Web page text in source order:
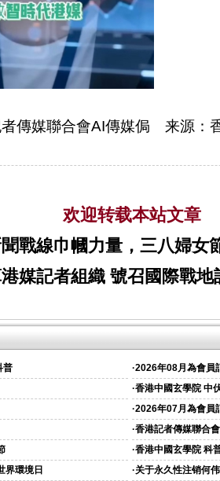
傳媒聯合會AI傳媒侷 来源：
欢迎转载本站文章
戰線巾幗力量，三八婦女
媒記者組織 號召國際戰
普 ·2026年08月為會員
·香港中國玄學院 中
·2026年07月為會員
·香港記者傳媒聯合
資的通知
·香港中國玄學院 科
界環境日 ·关于永久性注销何